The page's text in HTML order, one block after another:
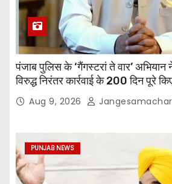
पंजाब पुलिस के ‘गैंगस्टरां ते वार’
विरुद्ध निरंतर कार्रवाई के 200 दिन पूरे
अधिक छापेमारियाँ कीं, 1,532 घोषित
Aug 9, 2026 Jangesamachar
PUNJAB NEWS